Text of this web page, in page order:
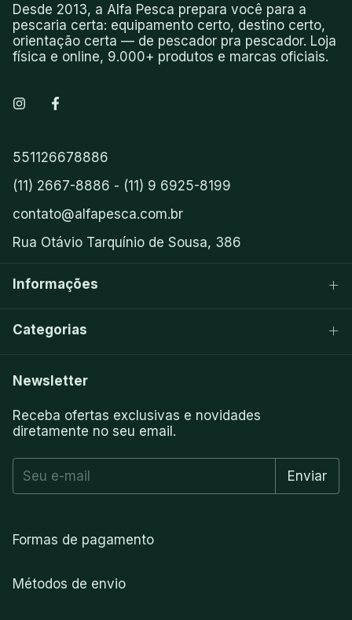
Desde 2013, a Alfa Pesca prepara você para a
pescaria certa: equipamento certo, destino certo,
orientação certa — de pescador pra pescador. Loja
física e online, 9.000+ produtos e marcas oficiais.
551126678886
(11) 2667-8886 - (11) 9 6925-8199
contato@alfapesca.com.br
Rua Otávio Tarquínio de Sousa, 386
Informações
Categorias
Newsletter
Receba ofertas exclusivas e novidades
diretamente no seu email.
Formas de pagamento
Métodos de envio